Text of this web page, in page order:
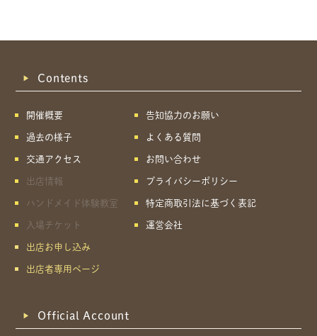
Contents
開催概要
過去の様子
交通アクセス
出店情報
ハンドメイド体験教室
入場チケット
出店お申し込み
出店者専用ページ
告知協力のお願い
よくある質問
お問い合わせ
プライバシーポリシー
特定商取引法に基づく表記
運営会社
Official Account